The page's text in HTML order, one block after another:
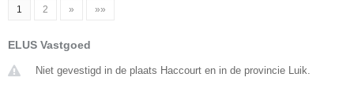
1 2 » »»
ELUS Vastgoed
Niet gevestigd in de plaats Haccourt en in de provincie Luik.